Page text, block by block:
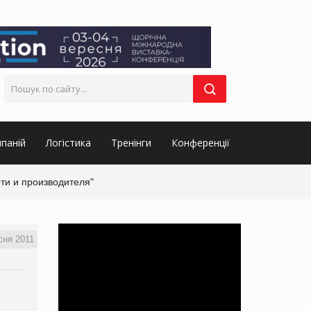
Логістика Тренінги Конференції
и производителя"
2011